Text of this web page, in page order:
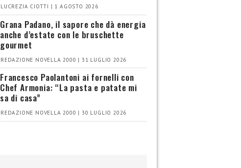
LUCREZIA CIOTTI | 1 AGOSTO 2026
Grana Padano, il sapore che dà energia
anche d’estate con le bruschette
gourmet
REDAZIONE NOVELLA 2000 | 31 LUGLIO 2026
Francesco Paolantoni ai fornelli con
Chef Armonia: “La pasta e patate mi
sa di casa”
REDAZIONE NOVELLA 2000 | 30 LUGLIO 2026